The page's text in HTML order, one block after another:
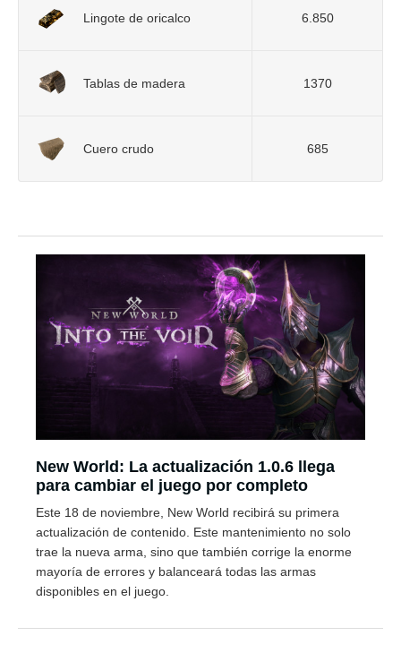
Lingote de oricalco 6.850
Tablas de madera 1370
Cuero crudo 685
New World: La actualización 1.0.6 llega
para cambiar el juego por completo
Este 18 de noviembre, New World recibirá su primera
actualización de contenido. Este mantenimiento no solo
trae la nueva arma, sino que también corrige la enorme
mayoría de errores y balanceará todas las armas
disponibles en el juego.